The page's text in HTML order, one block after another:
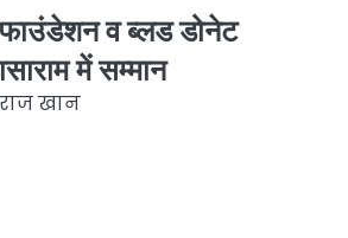
फाउंडेशन व ब्लड डोनेट
में सम्मान
खान